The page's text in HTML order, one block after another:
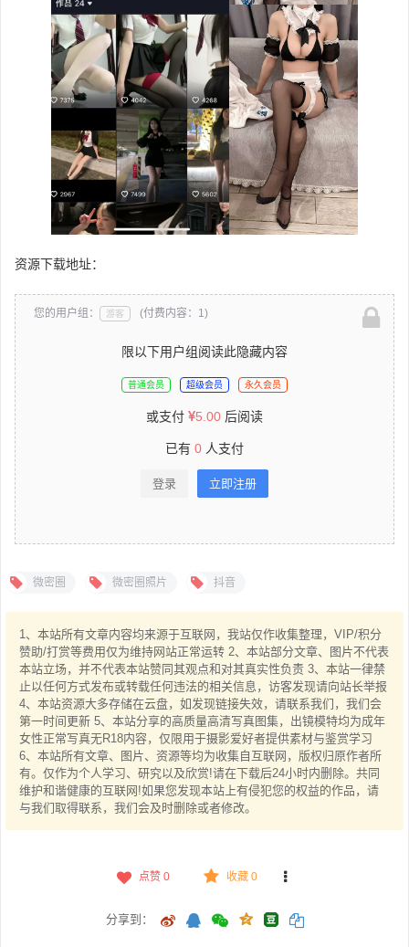
资源下载地址：
您的用户组： 游客 (付费内容：1)
限以下用户组阅读此隐藏内容
普通会员 超级会员 永久会员
或支付 5.00 后阅读
已有 0 人支付
登录 立即注册
微密圈 微密圈照片 抖音
1、本站所有文章内容均来源于互联网，我站仅作收集整理，VIP/积分
赞助/打赏等费用仅为维持网站正常运转 2、本站部分文章、图片不代表
本站立场，并不代表本站赞同其观点和对其真实性负责 3、本站一律禁
止以任何方式发布或转载任何违法的相关信息，访客发现请向站长举报
4、本站资源大多存储在云盘，如发现链接失效，请联系我们，我们会
第一时间更新 5、本站分享的高质量高清写真图集，出镜模特均为成年
女性正常写真无R18内容，仅限用于摄影爱好者提供素材与鉴赏学习
6、本站所有文章、图片、资源等均为收集自互联网，版权归原作者所
有。仅作为个人学习、研究以及欣赏!请在下载后24小时内删除。共同
维护和谐健康的互联网!如果您发现本站上有侵犯您的权益的作品，请
与我们取得联系，我们会及时删除或者修改。
点赞 0 收藏 0
分享到：